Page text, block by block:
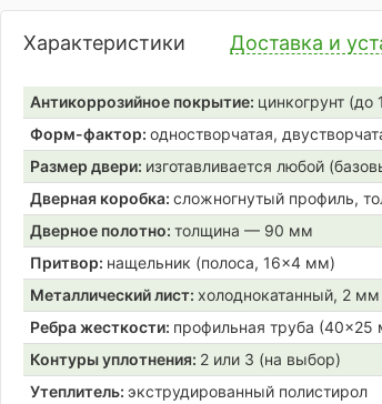
Характеристики Доставка и
Антикоррозийное покрытие: цинкогрунт
Форм-фактор: одностворчатая,
Размер двери: изготавливается любой
Дверная коробка: сложногнутый профиль,
Дверное полотно: толщина — 90 мм
Притвор: нащельник (полоса, 16×4 мм)
Металлический лист: холоднокатанный, 2 мм
Ребра жесткости: профильная труба (40×25
Контуры уплотнения: 2 или 3 (на выбор)
Утеплитель: экструдированный полистирол